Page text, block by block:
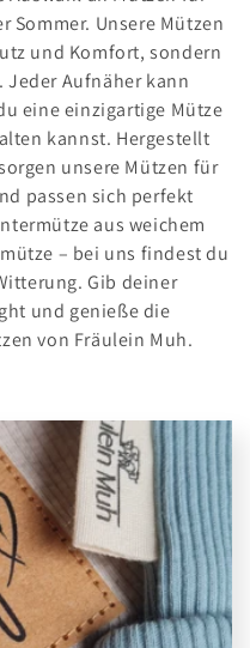
Sommer. Unsere Mützen
und Komfort, sondern
Jeder Aufnäher kann
eine einzigartige Mütze
kannst. Hergestellt
unsere Mützen für
passen sich perfekt
aus weichem
– bei uns findest du
Gib deiner
und genieße die
von Fräulein Muh.